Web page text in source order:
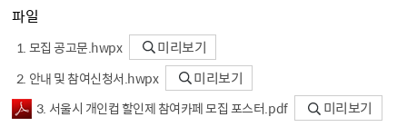
파일
1. 모집 공고문.hwpx
미리보기
2. 안내 및 참여신청서.hwpx
미리보기
3. 서울시 개인컵 할인제 참여카페 모집 포스터.pdf
미리보기